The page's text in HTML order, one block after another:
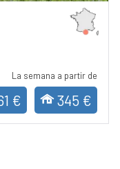
La semana a partir de
€ 345 €